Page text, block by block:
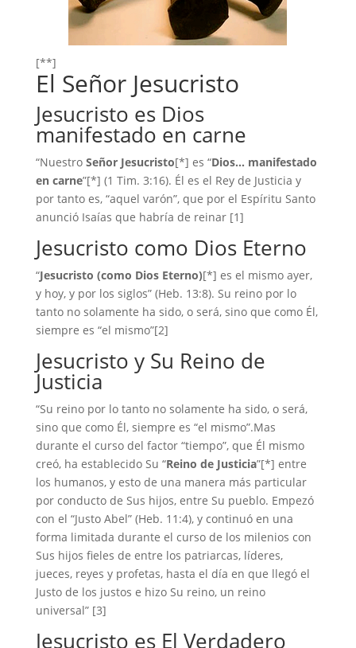
[**]
El Señor Jesucristo
Jesucristo es Dios
manifestado en carne
“Nuestro Señor Jesucristo[*] es “Dios… manifestado
en carne”[*] (1 Tim. 3:16). Él es el Rey de Justicia y
por tanto es, “aquel varón”, que por el Espíritu Santo
anunció Isaías que habría de reinar [1]
Jesucristo como Dios Eterno
“Jesucristo (como Dios Eterno)[*] es el mismo ayer,
y hoy, y por los siglos” (Heb. 13:8). Su reino por lo
tanto no solamente ha sido, o será, sino que como Él,
siempre es “el mismo”[2]
Jesucristo y Su Reino de
Justicia
“Su reino por lo tanto no solamente ha sido, o será,
sino que como Él, siempre es “el mismo”.Mas
durante el curso del factor “tiempo”, que Él mismo
creó, ha establecido Su “Reino de Justicia”[*] entre
los humanos, y esto de una manera más particular
por conducto de Sus hijos, entre Su pueblo. Empezó
con el “Justo Abel” (Heb. 11:4), y continuó en una
forma limitada durante el curso de los milenios con
Sus hijos fieles de entre los patriarcas, líderes,
jueces, reyes y profetas, hasta el día en que llegó el
Justo de los justos e hizo Su reino, un reino
universal” [3]
Jesucristo es El Verdadero